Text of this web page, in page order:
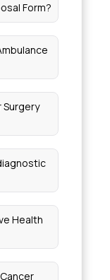
Form?
Surgery
Health